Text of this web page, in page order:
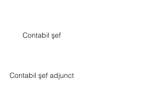
Contabil şef
Contabil şef adjunct